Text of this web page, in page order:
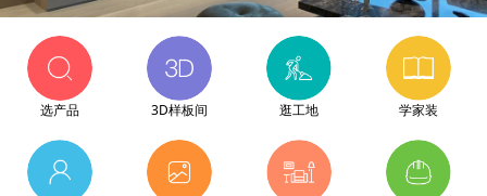
选产品 3D样板间 逛工地 学家装